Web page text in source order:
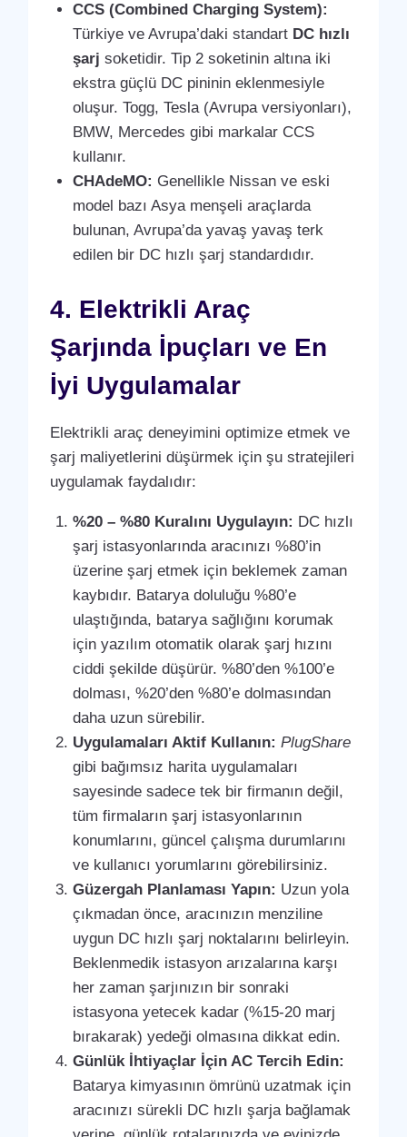
CCS (Combined Charging System):
Türkiye ve Avrupa’daki standart DC hızlı
şarj soketidir. Tip 2 soketinin altına iki
ekstra güçlü DC pininin eklenmesiyle
oluşur. Togg, Tesla (Avrupa versiyonları),
BMW, Mercedes gibi markalar CCS
kullanır.
CHAdeMO: Genellikle Nissan ve eski
model bazı Asya menşeli araçlarda
bulunan, Avrupa’da yavaş yavaş terk
edilen bir DC hızlı şarj standardıdır.
4. Elektrikli Araç
Şarjında İpuçları ve En
İyi Uygulamalar
Elektrikli araç deneyimini optimize etmek ve
şarj maliyetlerini düşürmek için şu stratejileri
uygulamak faydalıdır:
%20 – %80 Kuralını Uygulayın: DC hızlı
şarj istasyonlarında aracınızı %80’in
üzerine şarj etmek için beklemek zaman
kaybıdır. Batarya doluluğu %80’e
ulaştığında, batarya sağlığını korumak
için yazılım otomatik olarak şarj hızını
ciddi şekilde düşürür. %80’den %100’e
dolması, %20’den %80’e dolmasından
daha uzun sürebilir.
Uygulamaları Aktif Kullanın: PlugShare
gibi bağımsız harita uygulamaları
sayesinde sadece tek bir firmanın değil,
tüm firmaların şarj istasyonlarının
konumlarını, güncel çalışma durumlarını
ve kullanıcı yorumlarını görebilirsiniz.
Güzergah Planlaması Yapın: Uzun yola
çıkmadan önce, aracınızın menziline
uygun DC hızlı şarj noktalarını belirleyin.
Beklenmedik istasyon arızalarına karşı
her zaman şarjınızın bir sonraki
istasyona yetecek kadar (%15-20 marj
bırakarak) yedeği olmasına dikkat edin.
Günlük İhtiyaçlar İçin AC Tercih Edin:
Batarya kimyasının ömrünü uzatmak için
aracınızı sürekli DC hızlı şarja bağlamak